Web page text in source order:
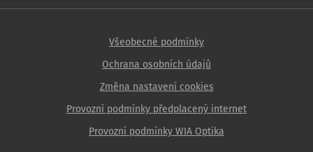
Všeobecné podmínky
Ochrana osobních údajů
Změna nastavení cookies
Provozní podmínky předplacený internet
Provozní podmínky WIA Optika